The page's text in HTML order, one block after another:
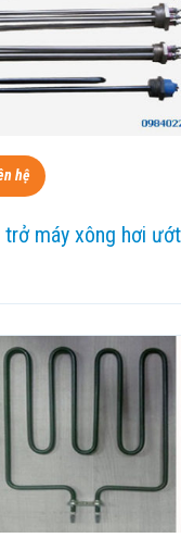
hệ
máy xông hơi ướt